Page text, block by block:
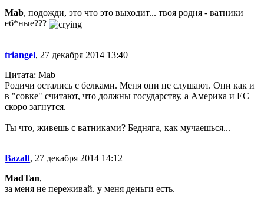
Mab, подожди, это что это выходит... твоя родня - ватники
еб*ные???
triangel, 27 декабря 2014 13:40
Цитата: Mab
Родичи остались с белками. Меня они не слушают. Они как и
в "совке" считают, что должны государству, а Америка и ЕС
скоро загнутся.
Ты что, живешь с ватниками? Бедняга, как мучаешься...
Bazalt, 27 декабря 2014 14:12
MadTan,
за меня не переживай. у меня деньги есть.